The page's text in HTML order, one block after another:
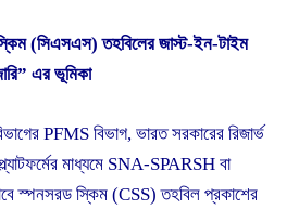
(সিএসএস) তহবিলের জাস্ট-ইন-টাইম
এর ভূমিকা
PFMS বিভাগ, ভারত সরকারের রিজার্ভ
মাধ্যমে SNA-SPARSH বা
স্পনসরড স্কিম (CSS) তহবিল প্রকাশের